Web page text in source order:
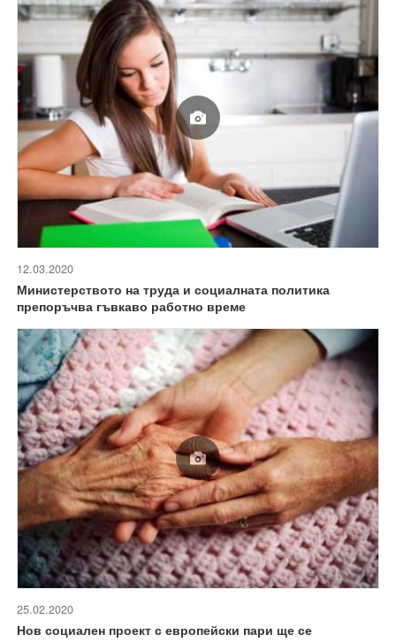
12.03.2020
Министерството на труда и социалната политика
препоръчва гъвкаво работно време
25.02.2020
Нов социален проект с европейски пари ще се